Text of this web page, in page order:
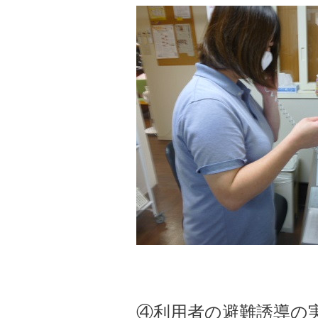
④利用者の避難誘導の